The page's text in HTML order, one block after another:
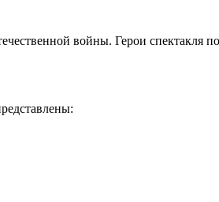
войны. Герои спектакля